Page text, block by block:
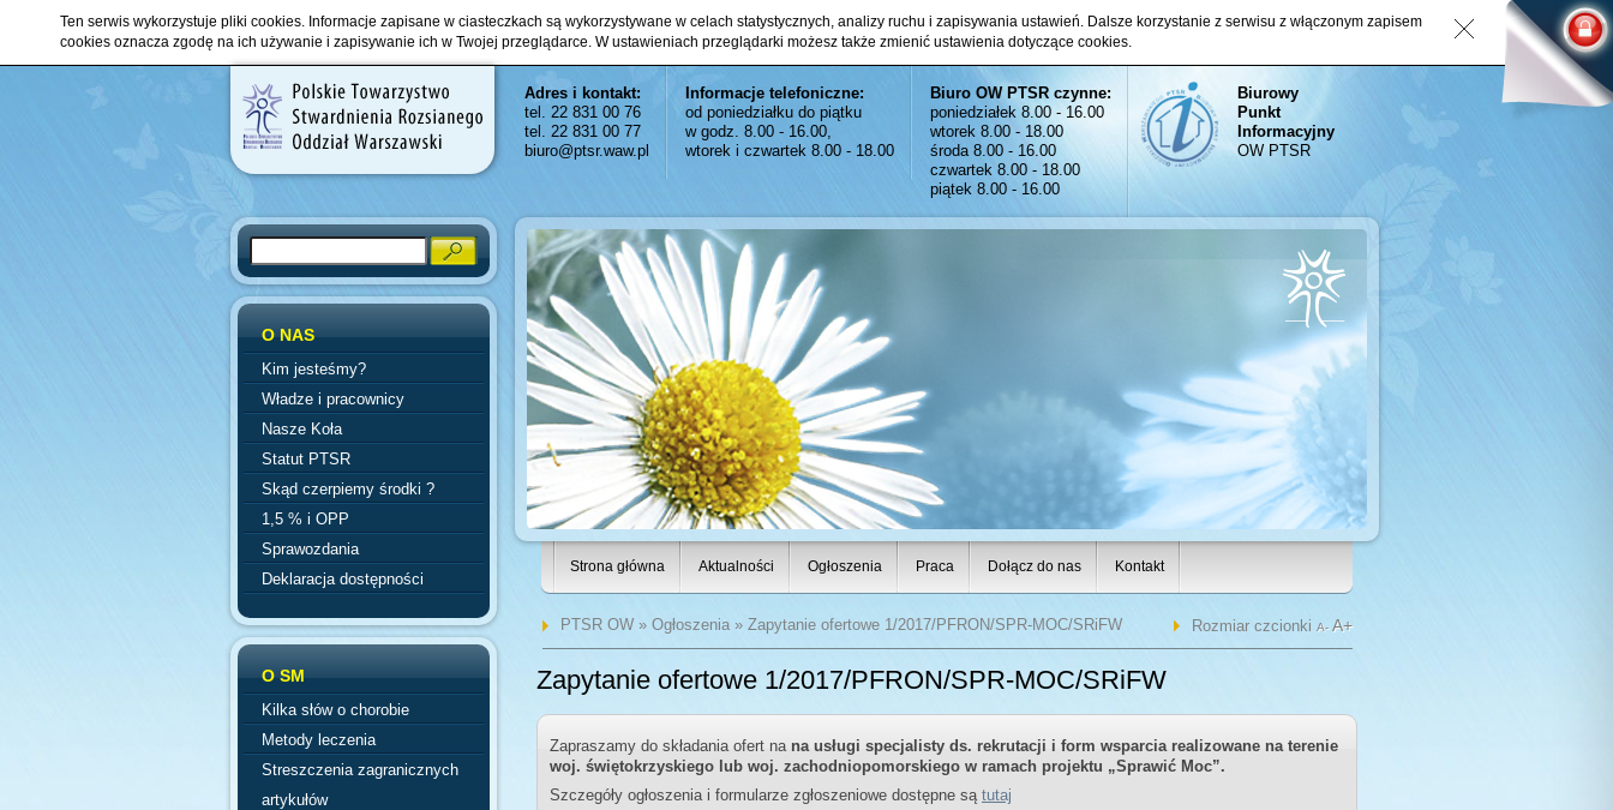
Ten serwis wykorzystuje pliki cookies. Informacje zapisane w ciasteczkach są wykorzystywane w celach statystycznych, analizy ruchu i zapisywania ustawień. Dalsze korzystanie z serwisu z włączonym zapisem
cookies oznacza zgodę na ich używanie i zapisywanie ich w Twojej przeglądarce. W ustawieniach przeglądarki możesz także zmienić ustawienia dotyczące cookies.
Adres i kontakt:
tel. 22 831 00 76
tel. 22 831 00 77
biuro@ptsr.waw.pl
Informacje telefoniczne:
od poniedziałku do piątku
w godz. 8.00 - 16.00,
wtorek i czwartek 8.00 - 18.00
Biuro OW PTSR czynne:
poniedziałek 8.00 - 16.00
wtorek 8.00 - 18.00
środa 8.00 - 16.00
czwartek 8.00 - 18.00
piątek 8.00 - 16.00
Biurowy
Punkt
Informacyjny
OW PTSR
Search
O NAS
Kim jesteśmy?
Władze i pracownicy
Nasze Koła
Statut PTSR
Skąd czerpiemy środki ?
1,5 % i OPP
Sprawozdania
Deklaracja dostępności
O SM
Kilka słów o chorobie
Metody leczenia
Streszczenia zagranicznych
artykułów
Strona główna Aktualności Ogłoszenia Praca Dołącz do nas Kontakt
PTSR OW» Ogłoszenia» Zapytanie ofertowe 1/2017/PFRON/SPR-MOC/SRiFW Rozmiar czcionki A-A+
Zapytanie ofertowe 1/2017/PFRON/SPR-MOC/SRiFW
Zapraszamy do składania ofert na na usługi specjalisty ds. rekrutacji i form wsparcia realizowane na terenie
woj. świętokrzyskiego lub woj. zachodniopomorskiego w ramach projektu „Sprawić Moc”.
Szczegóły ogłoszenia i formularze zgłoszeniowe dostępne są tutaj